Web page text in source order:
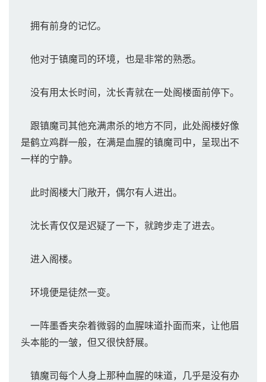
拥有前身的记忆。
他对于镇魔司的环境，也是非常的熟悉。
没有用太长时间，沈长青就在一处阁楼面前停下。
跟镇魔司其他充满肃杀的地方不同，此处阁楼好像
是鹤立鸡群一般，在满是血腥的镇魔司中，呈现出不
一样的宁静。
此时阁楼大门敞开，偶尔有人进出。
沈长青仅仅是迟疑了一下，就跨步走了进去。
进入阁楼。
环境便是徒然一变。
一阵墨香夹杂着微弱的血腥味道扑面而来，让他眉
头本能的一皱，但又很快舒展。
镇魔司每个人身上那种血腥的味道，几乎是没有办